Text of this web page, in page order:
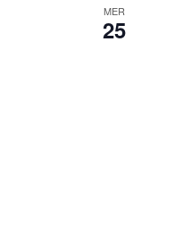
MER
25